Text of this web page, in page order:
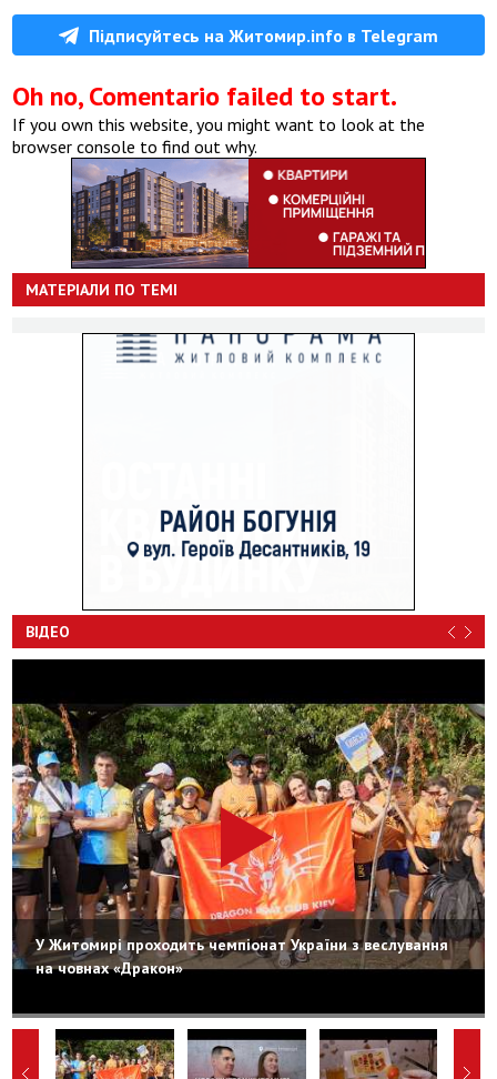
Підписуйтесь на Житомир.info в Telegram
Oh no, Comentario failed to start.
If you own this website, you might want to look at the
browser console to find out why.
МАТЕРІАЛИ ПО ТЕМІ
ВІДЕО
У Житомирі проходить чемпіонат України з веслування
на човнах «Дракон»